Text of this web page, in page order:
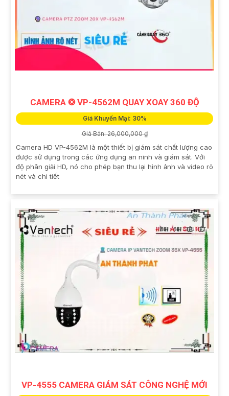
CAMERA ❂ VP-4562M QUAY XOAY 360 ĐỘ
Giá Khuyến Mại: 30%
Giá Bán: 26,000,000 ₫
Camera HD VP-4562M là một thiết bị giám sát chất lượng cao
được sử dụng trong các ứng dụng an ninh và giám sát. Với
độ phân giải HD, nó cho phép bạn thu lại hình ảnh và video rõ
nét và chi tiết
VP-4555 CAMERA GIÁM SÁT CÔNG NGHỆ MỚI